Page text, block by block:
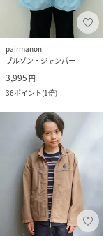
pairmanon
ブルゾン・ジャンパー
3,995 円
36ポイント(1倍)